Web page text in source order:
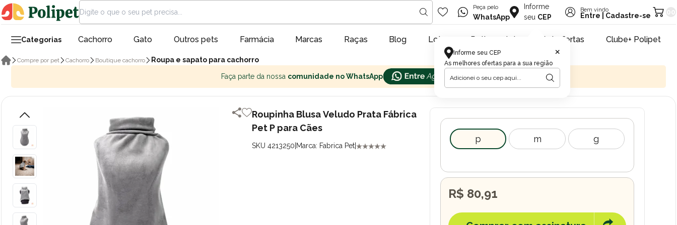
Peça pelo
WhatsApp
Informe
seu CEP
Informe seu CEP
As melhores ofertas para a sua região
×
Bem vindo
Entre Cadastre-se
Categorias Cachorro Gato Outros pets Farmácia Marcas Raças Blog Lojas Retire na loja Pet ofertas Clube+ Polipet
Faça parte da nossa comunidade no WhatsApp
Compre por pet Cachorro Boutique cachorro Roupa e sapato para cachorro
Roupinha Blusa Veludo Prata Fábrica
Pet P para Cães
SKU 4213250 Marca: Fabrica Pet|
p m g
R$ 80,91